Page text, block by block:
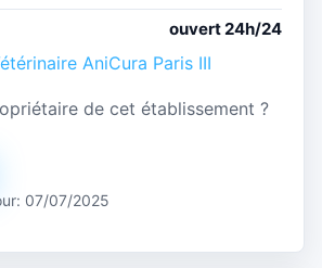
ouvert 24h/24
AniCura Paris III
de cet établissement ?
07/07/2025